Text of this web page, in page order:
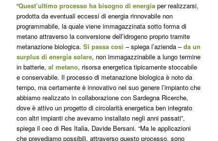
“Quest’ultimo processo ha bisogno di energiaper realizzarsi,
prodotta da eventuali eccessi di energia rinnovabile non
programmabile, la quale viene immagazzinata sotto forma di
metano attraverso la conversione dell’idrogeno proprio tramite
metanazione biologica. Si passa così – spiega l’azienda –da un
surplus di energia solare, non immagazzinabile a lungo termine
in batterie, al metano, risorsa energetica tipicamente stoccabile
e conservabile. Il processo di metanazione biologica è noto da
tempo, ma certamente è innovativo nel suo genere l’impianto che
abbiamo realizzato in collaborazione con Sardegna Ricerche,
dove è attivo un progetto di circolarità energetica ben integrato
con altri impianti che avevamo installato negli anni passati”,
spiega il ceo di Res Italia, Davide Bersani. “Ma le applicazioni
che prevediamo possibili, attraverso questo processo, sono